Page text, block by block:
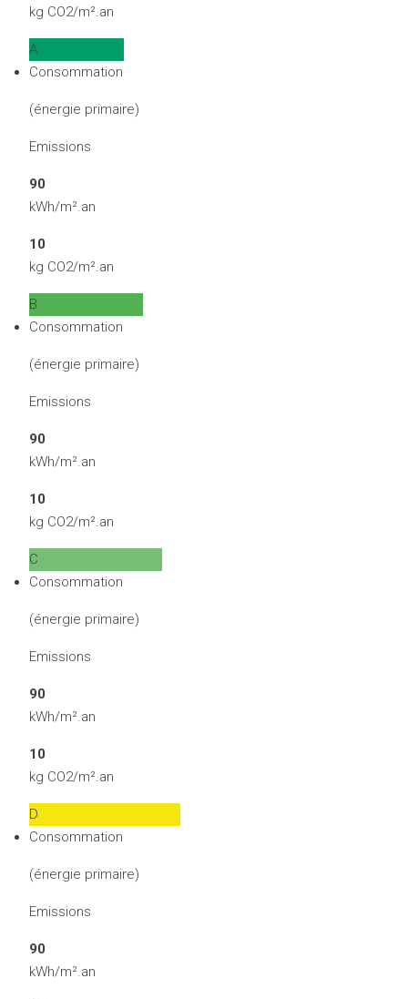
kg CO2/m².an
A
Consommation
(énergie primaire)
Emissions
90
kWh/m².an
10
kg CO2/m².an
B
Consommation
(énergie primaire)
Emissions
90
kWh/m².an
10
kg CO2/m².an
C
Consommation
(énergie primaire)
Emissions
90
kWh/m².an
10
kg CO2/m².an
D
Consommation
(énergie primaire)
Emissions
90
kWh/m².an